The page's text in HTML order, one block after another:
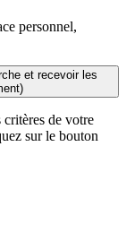
personnel,
et recevoir les
critères de votre
sur le bouton